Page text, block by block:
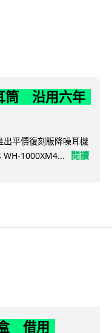
筒 沿用六年
平價復刻版降噪耳機
WH-1000XM4...
閱讀
借用